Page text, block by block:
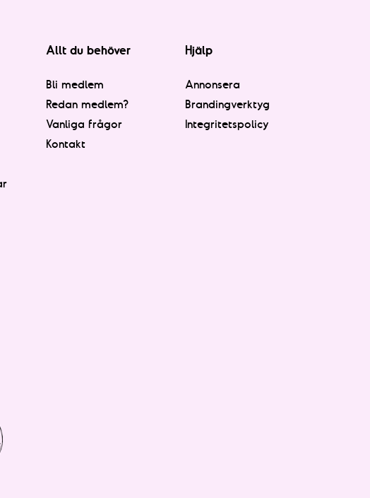
Allt du behöver
Bli medlem
Redan medlem?
Vanliga frågor
Kontakt
Hjälp
Annonsera
Brandingverktyg
Integritetspolicy